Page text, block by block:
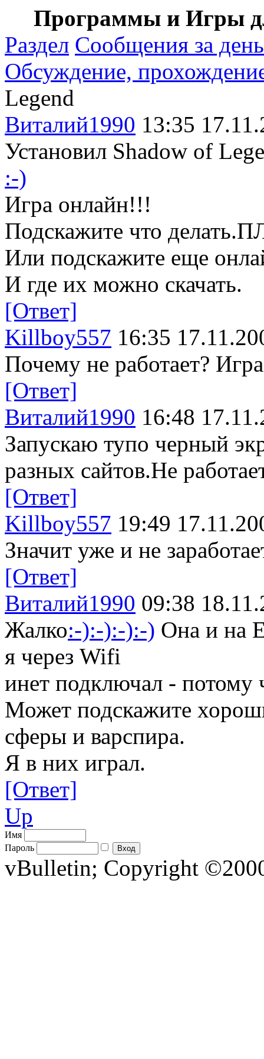
Программы и Игры
Раздел Сообщения за день
Обсуждение,
Legend
Виталий1990 13:35
Установил Shadow of
:-)
Игра онлайн!!!
Подскажите что
Или подскажите еще
И где их можно скачать.
[Ответ]
Killboy557 16:35
Почему не работает? Игра
[Ответ]
Виталий1990 16:48
Запускаю тупо черный
разных сайтов.Не
[Ответ]
Killboy557 19:49
Значит уже и не
[Ответ]
Виталий1990 09:38
Жалко:-):-):-):-) Она и на
я через Wifi
инет подключал -
Может подскажите
сферы и варспира.
Я в них играл.
[Ответ]
Up
Имя
Пароль
vBulletin; Copyright